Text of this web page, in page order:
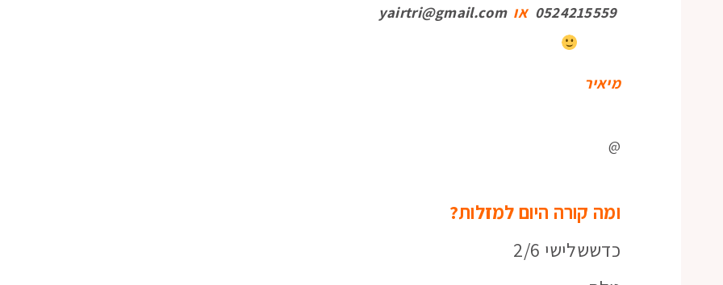
0524215559
או yairtri@gmail.com
מיאיר
@
ומה קורה היום למזלות?
כדששלישי 2/6